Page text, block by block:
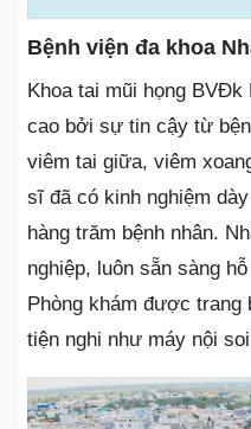
Bệnh viện đa khoa
Khoa tai mũi họng
cao bởi sự tin cậy từ
viêm tai giữa, viêm
sĩ đã có kinh nghiệm
hàng trăm bệnh nhân.
nghiệp, luôn sẵn sàng
Phòng khám được trang
tiện nghi như máy nội